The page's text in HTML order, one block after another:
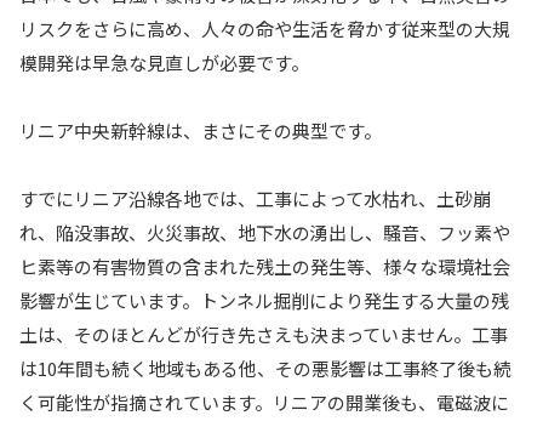
リスクをさらに高め、人々の命や生活を脅かす従来型の大規
模開発は早急な見直しが必要です。
リニア中央新幹線は、まさにその典型です。
すでにリニア沿線各地では、工事によって水枯れ、土砂崩
れ、陥没事故、火災事故、地下水の湧出し、騒音、フッ素や
ヒ素等の有害物質の含まれた残土の発生等、様々な環境社会
影響が生じています。トンネル掘削により発生する大量の残
土は、そのほとんどが行き先さえも決まっていません。工事
は10年間も続く地域もある他、その悪影響は工事終了後も続
く可能性が指摘されています。リニアの開業後も、電磁波に